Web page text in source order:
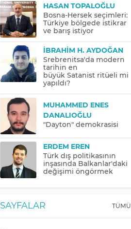
HASAN TOPALOĞLU
Bosna-Hersek seçimleri:
Türkiye bölgede istikrar
ve barış istiyor
İBRAHIM H. AYDOĞAN
Srebrenitsa'da modern
tarihin en
büyük Satanist ritüeli mi
yapıldı?
MUHAMMED ENES
DANALIOĞLU
"Dayton" demokrasisi
ERDEM EREN
Türk dış politikasının
inşasında Balkanlar'daki
değişimi öngörmek
SAYFALAR TÜMÜ